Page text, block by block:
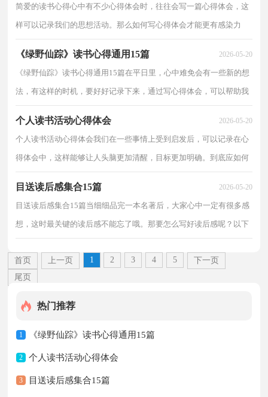
简爱的读书心得心中有不少心得体会时，往往会写一篇心得体会，这
样可以记录我们的思想活动。那么如何写心得体会才能更有感染力
《绿野仙踪》读书心得通用15篇 2026-05-20
《绿野仙踪》读书心得通用15篇在平日里，心中难免会有一些新的想
法，有这样的时机，要好好记录下来，通过写心得体会，可以帮助我
个人读书活动心得体会 2026-05-20
个人读书活动心得体会我们在一些事情上受到启发后，可以记录在心
得体会中，这样能够让人头脑更加清醒，目标更加明确。到底应如何
目送读后感集合15篇 2026-05-20
目送读后感集合15篇当细细品完一本名著后，大家心中一定有很多感
想，这时最关键的读后感不能忘了哦。那要怎么写好读后感呢？以下
首页
上一页 1 2 3 4 5
下一页
尾页
热门推荐
1 《绿野仙踪》读书心得通用15篇
2 个人读书活动心得体会
3 目送读后感集合15篇